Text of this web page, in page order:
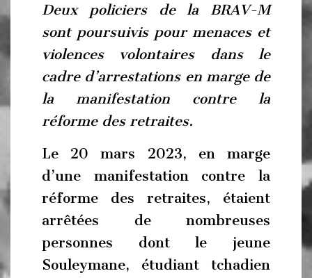
Deux policiers de la BRAV-M
sont poursuivis pour menaces et
violences volontaires dans le
cadre d’arrestations en marge de
la manifestation contre la
réforme des retraites.
Le 20 mars 2023, en marge
d’une manifestation contre la
réforme des retraites, étaient
arrêtées de nombreuses
personnes dont le jeune
Souleymane, étudiant tchadien